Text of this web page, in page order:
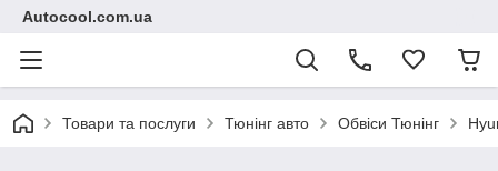
Autocool.com.ua
Товари та послуги Тюнінг авто Обвіси Тюнінг